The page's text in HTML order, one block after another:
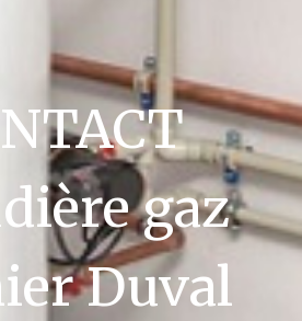
gaz
Duval